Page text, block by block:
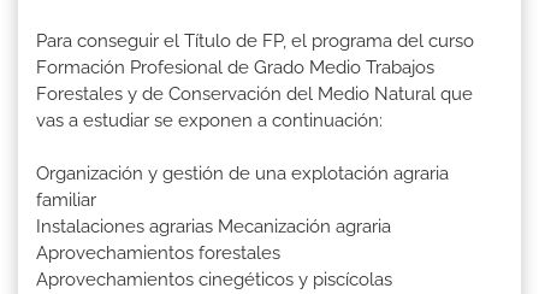
Para conseguir el Título de FP, el programa del curso
Formación Profesional de Grado Medio Trabajos
Forestales y de Conservación del Medio Natural que
vas a estudiar se exponen a continuación:
Organización y gestión de una explotación agraria
familiar
Instalaciones agrarias Mecanización agraria
Aprovechamientos forestales
Aprovechamientos cinegéticos y piscícolas